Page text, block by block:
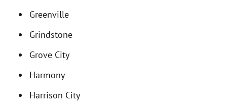
Greenville
Grindstone
Grove City
Harmony
Harrison City